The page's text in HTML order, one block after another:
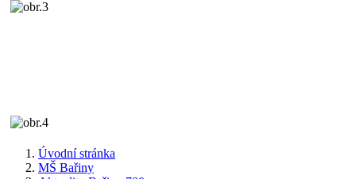
Úvodní stránka
MŠ Bařiny